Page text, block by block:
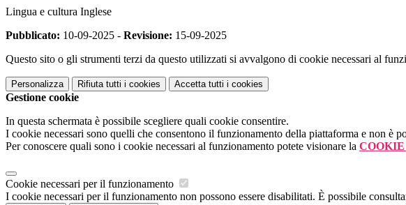
Lingua e cultura Inglese
Pubblicato: 10-09-2025 - Revisione: 15-09-2025
Questo sito o gli strumenti terzi da questo utilizzati si avvalgono di cookie necessari al
Personalizza Rifiuta tutti i cookies Accetta tutti i cookies
Gestione cookie
In questa schermata è possibile scegliere quali cookie consentire.
I cookie necessari sono quelli che consentono il funzionamento della piattaforma e non è
Per conoscere quali sono i cookie necessari al funzionamento potete visionare la
Cookie necessari per il funzionamento
I cookie necessari per il funzionamento non possono essere disabilitati. È possibile